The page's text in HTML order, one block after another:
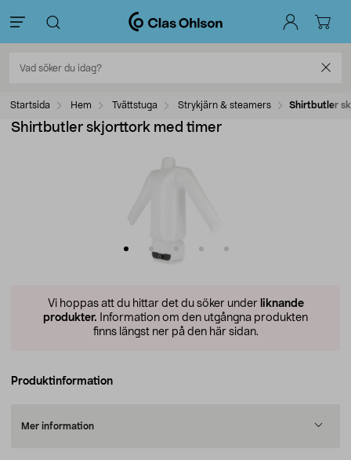
Startsida Hem Tvättstuga Strykjärn & steamers Shirtbutler
Shirtbutler skjorttork med timer
Vi hoppas att du hittar det du söker under liknande
produkter. Information om den utgångna produkten
finns längst ner på den här sidan.
Produktinformation
Mer information